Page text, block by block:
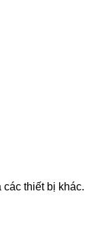
thiết bị khác.